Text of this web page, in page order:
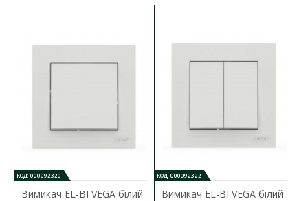
КОД: 000092320
Вимикач EL-BI VEGA білий
КОД: 000092322
Вимикач EL-BI VEGA білий